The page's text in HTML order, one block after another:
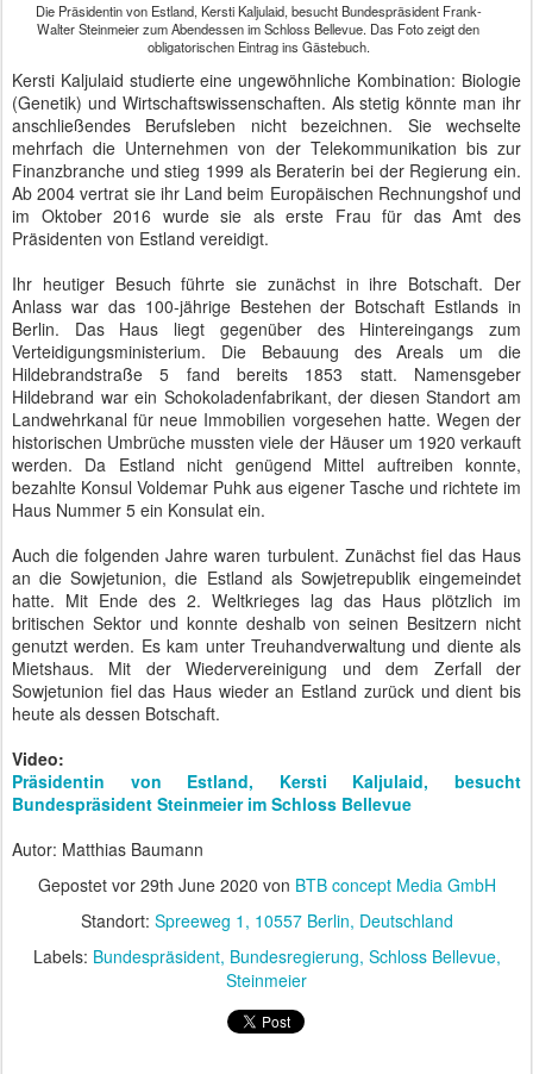
Die Präsidentin von Estland, Kersti Kaljulaid, besucht Bundespräsident Frank-
Walter Steinmeier zum Abendessen im Schloss Bellevue. Das Foto zeigt den
obligatorischen Eintrag ins Gästebuch.
Kersti Kaljulaid studierte eine ungewöhnliche Kombination: Biologie
(Genetik) und Wirtschaftswissenschaften. Als stetig könnte man ihr
anschließendes Berufsleben nicht bezeichnen. Sie wechselte
mehrfach die Unternehmen von der Telekommunikation bis zur
Finanzbranche und stieg 1999 als Beraterin bei der Regierung ein.
Ab 2004 vertrat sie ihr Land beim Europäischen Rechnungshof und
im Oktober 2016 wurde sie als erste Frau für das Amt des
Präsidenten von Estland vereidigt.
Ihr heutiger Besuch führte sie zunächst in ihre Botschaft. Der
Anlass war das 100-jährige Bestehen der Botschaft Estlands in
Berlin. Das Haus liegt gegenüber des Hintereingangs zum
Verteidigungsministerium. Die Bebauung des Areals um die
Hildebrandstraße 5 fand bereits 1853 statt. Namensgeber
Hildebrand war ein Schokoladenfabrikant, der diesen Standort am
Landwehrkanal für neue Immobilien vorgesehen hatte. Wegen der
historischen Umbrüche mussten viele der Häuser um 1920 verkauft
werden. Da Estland nicht genügend Mittel auftreiben konnte,
bezahlte Konsul Voldemar Puhk aus eigener Tasche und richtete im
Haus Nummer 5 ein Konsulat ein.
Auch die folgenden Jahre waren turbulent. Zunächst fiel das Haus
an die Sowjetunion, die Estland als Sowjetrepublik eingemeindet
hatte. Mit Ende des 2. Weltkrieges lag das Haus plötzlich im
britischen Sektor und konnte deshalb von seinen Besitzern nicht
genutzt werden. Es kam unter Treuhandverwaltung und diente als
Mietshaus. Mit der Wiedervereinigung und dem Zerfall der
Sowjetunion fiel das Haus wieder an Estland zurück und dient bis
heute als dessen Botschaft.
Video:
Präsidentin von Estland, Kersti Kaljulaid, besucht
Bundespräsident Steinmeier im Schloss Bellevue
Autor: Matthias Baumann
Gepostet vor 29th June 2020 von BTB concept Media GmbH
Standort: Spreeweg 1, 10557 Berlin, Deutschland
Labels: Bundespräsident Bundesregierung Schloss Bellevue
Steinmeier